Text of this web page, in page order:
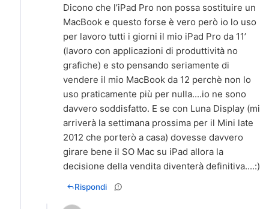
Dicono che l’iPad Pro non possa sostituire un
MacBook e questo forse è vero però io lo uso
per lavoro tutti i giorni il mio iPad Pro da 11’
(lavoro con applicazioni di produttività no
grafiche) e sto pensando seriamente di
vendere il mio MacBook da 12 perchè non lo
uso praticamente più per nulla....io ne sono
davvero soddisfatto. E se con Luna Display (mi
arriverà la settimana prossima per il Mini late
2012 che porterò a casa) dovesse davvero
girare bene il SO Mac su iPad allora la
decisione della vendita diventerà definitiva....:)
Rispondi